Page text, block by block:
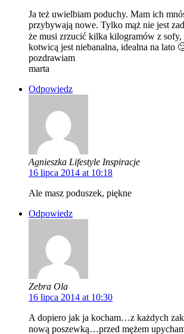
Ja też uwielbiam poduchy. Mam ich
przybywają nowe. Tylko mąż nie jest
że musi zrzucić kilka kilogramów z sofy,
kotwicą jest niebanalna, idealna na lato
pozdrawiam
marta
Odpowiedz
Agnieszka Lifestyle Inspiracje
16 lipca 2014 at 10:18
Ale masz poduszek, piękne
Odpowiedz
Zebra Ola
16 lipca 2014 at 10:30
A dopiero jak ja kocham…z każdych
nową poszewką…przed mężem